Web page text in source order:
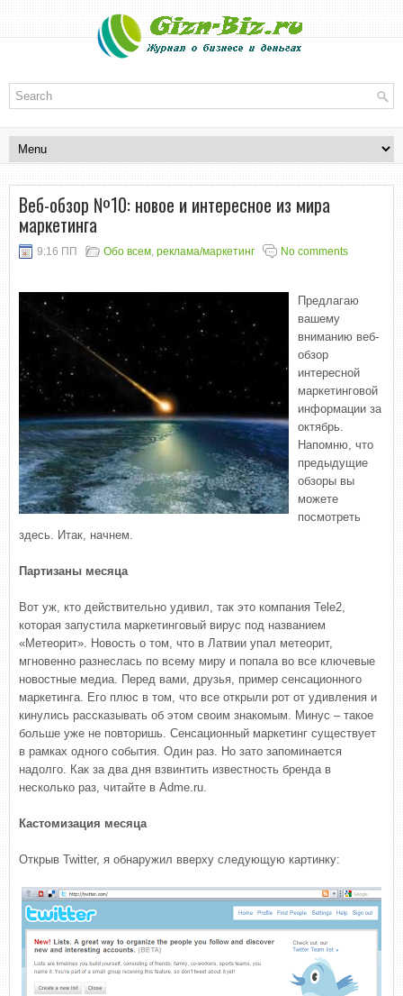
Веб-обзор №10: новое и интересное из мира
маркетинга
9:16 ПП Обо всем, реклама/маркетинг No comments
Предлагаю
вашему
вниманию веб-
обзор
интересной
маркетинговой
информации за
октябрь.
Напомню, что
предыдущие
обзоры вы
можете
посмотреть
здесь. Итак, начнем.
Партизаны месяца
Вот уж, кто действительно удивил, так это компания Tele2,
которая запустила маркетинговый вирус под названием
«Метеорит». Новость о том, что в Латвии упал метеорит,
мгновенно разнеслась по всему миру и попала во все ключевые
новостные медиа. Перед вами, друзья, пример сенсационного
маркетинга. Его плюс в том, что все открыли рот от удивления и
кинулись рассказывать об этом своим знакомым. Минус – такое
больше уже не повторишь. Сенсационный маркетинг существует
в рамках одного события. Один раз. Но зато запоминается
надолго. Как за два дня взвинтить известность бренда в
несколько раз, читайте в Adme.ru.
Кастомизация месяца
Открыв Twitter, я обнаружил вверху следующую картинку: